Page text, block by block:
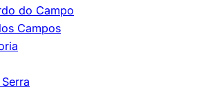
do Campo
Campos